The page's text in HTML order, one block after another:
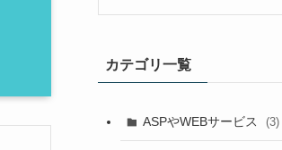
カテゴリ一覧
ASPやWEBサービス (3)